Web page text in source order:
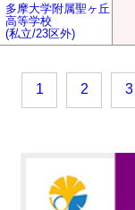
多摩大学附属聖ヶ丘
高等学校
(私立/23区外)
1 2 3